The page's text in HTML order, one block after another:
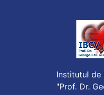
Institutul de
"Prof. Dr.